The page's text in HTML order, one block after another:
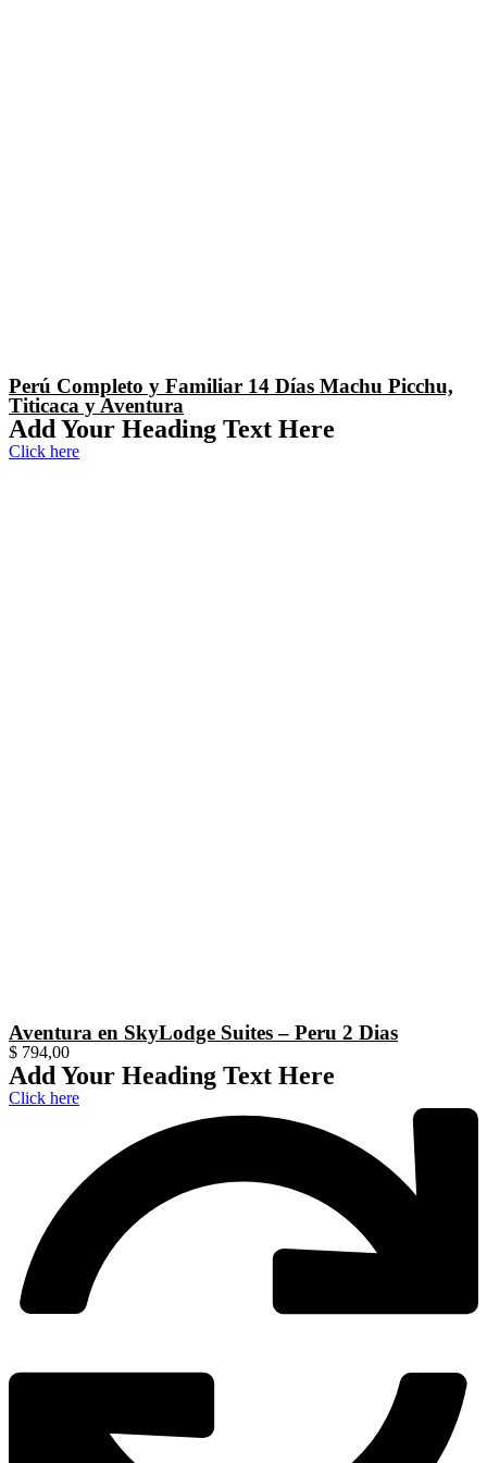
Perú Completo y Familiar 14 Días Machu Picchu,
Titicaca y Aventura
Add Your Heading Text Here
Click here
Aventura en SkyLodge Suites – Peru 2 Dias
$ 794,00
Add Your Heading Text Here
Click here